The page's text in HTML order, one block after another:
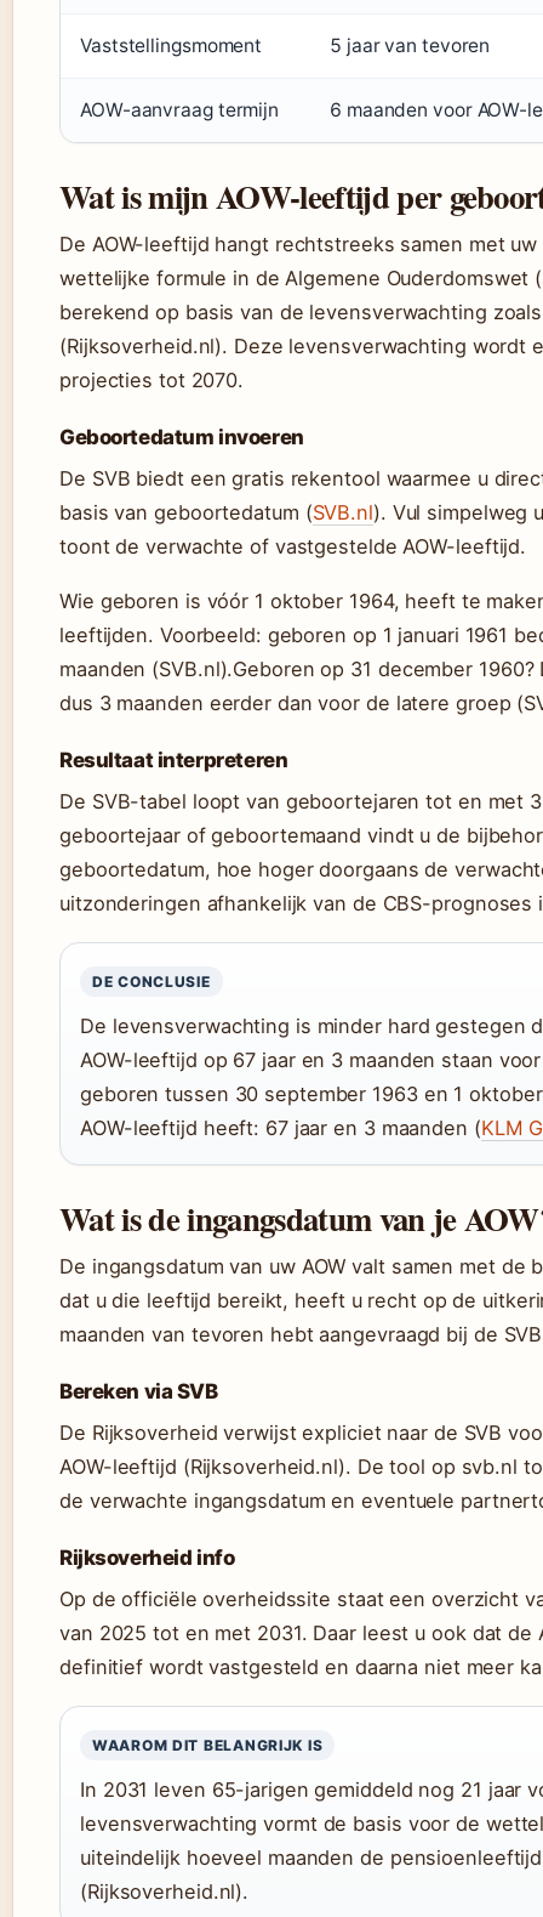
Vaststellingsmoment 5 jaar van tevoren
AOW-aanvraag termijn 6 maanden voor AOW-
Wat is mijn AOW-leeftijd per
De AOW-leeftijd hangt rechtstreeks samen met
wettelijke formule in de Algemene Ouderdomswet
berekend op basis van de levensverwachting
(Rijksoverheid.nl). Deze levensverwachting wordt
projecties tot 2070.
Geboortedatum invoeren
De SVB biedt een gratis rekentool waarmee u
basis van geboortedatum (SVB.nl). Vul simpelweg
toont de verwachte of vastgestelde AOW-leeftijd.
Wie geboren is vóór 1 oktober 1964, heeft te
leeftijden. Voorbeeld: geboren op 1 januari 1961
maanden (SVB.nl).Geboren op 31 december
dus 3 maanden eerder dan voor de latere groep
Resultaat interpreteren
De SVB-tabel loopt van geboortejaren tot en met
geboortejaar of geboortemaand vindt u de
geboortedatum, hoe hoger doorgaans de
uitzonderingen afhankelijk van de CBS-prognoses
DE CONCLUSIE
De levensverwachting is minder hard gestegen
AOW-leeftijd op 67 jaar en 3 maanden staan
geboren tussen 30 september 1963 en 1
AOW-leeftijd heeft: 67 jaar en 3 maanden (KLM
Wat is de ingangsdatum van je
De ingangsdatum van uw AOW valt samen met de
dat u die leeftijd bereikt, heeft u recht op de
maanden van tevoren hebt aangevraagd bij de
Bereken via SVB
De Rijksoverheid verwijst expliciet naar de SVB
AOW-leeftijd (Rijksoverheid.nl). De tool op svb.nl
de verwachte ingangsdatum en eventuele
Rijksoverheid info
Op de officiële overheidssite staat een overzicht
van 2025 tot en met 2031. Daar leest u ook dat de
definitief wordt vastgesteld en daarna niet meer
WAAROM DIT BELANGRIJK IS
In 2031 leven 65-jarigen gemiddeld nog 21 jaar
levensverwachting vormt de basis voor de
uiteindelijk hoeveel maanden de
(Rijksoverheid.nl).